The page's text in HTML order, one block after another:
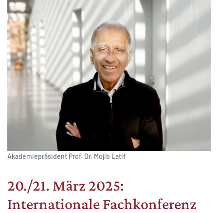
Akademiepräsident Prof. Dr. Mojib Latif
20./21. März 2025:
Internationale Fachkonferenz